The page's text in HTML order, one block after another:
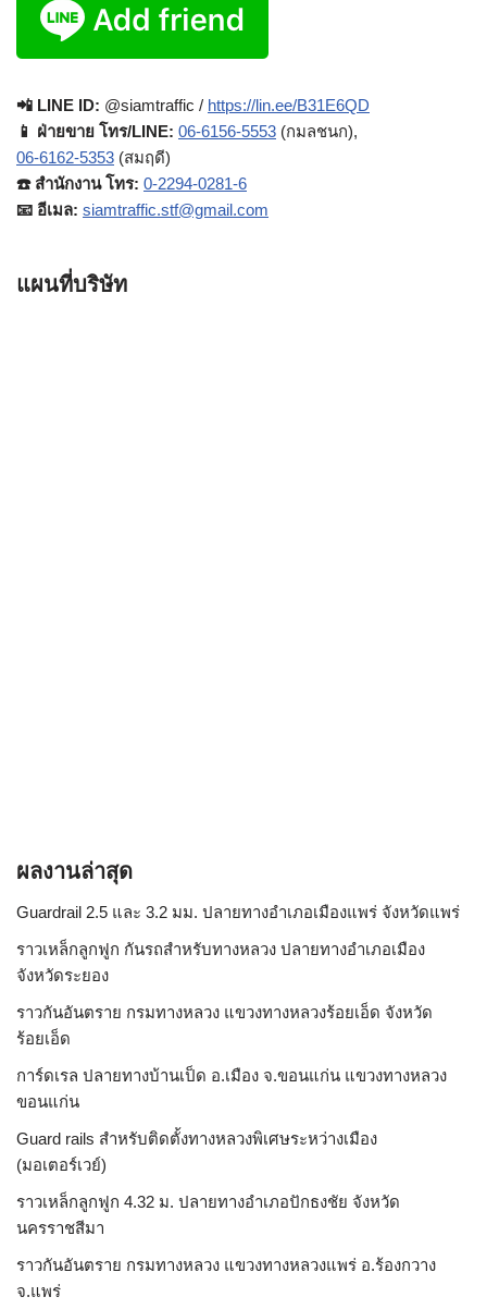
📲 LINE ID: @siamtraffic / https://lin.ee/B31E6QD
📱 ฝ่ายขาย โทร/LINE: 06-6156-5553 (กมลชนก),
06-6162-5353 (สมฤดี)
☎️ สำนักงาน โทร: 0-2294-0281-6
📧 อีเมล: siamtraffic.stf@gmail.com
แผนที่บริษัท
ผลงานล่าสุด
Guardrail 2.5 และ 3.2 มม. ปลายทางอำเภอเมืองแพร่ จังหวัดแพร่
ราวเหล็กลูกฟูก กันรถสําหรับทางหลวง ปลายทางอำเภอเมือง
จังหวัดระยอง
ราวกันอันตราย กรมทางหลวง แขวงทางหลวงร้อยเอ็ด จังหวัด
ร้อยเอ็ด
การ์ดเรล ปลายทางบ้านเป็ด อ.เมือง จ.ขอนแก่น แขวงทางหลวง
ขอนแก่น
Guard rails สำหรับติดตั้งทางหลวงพิเศษระหว่างเมือง
(มอเตอร์เวย์)
ราวเหล็กลูกฟูก 4.32 ม. ปลายทางอำเภอปักธงชัย จังหวัด
นครราชสีมา
ราวกันอันตราย กรมทางหลวง แขวงทางหลวงแพร่ อ.ร้องกวาง
จ.แพร่